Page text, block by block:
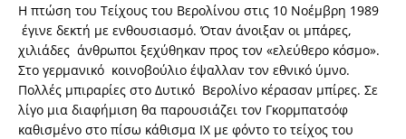
Η πτώση του Τείχους του Βερολίνου στις 10 Νοέμβρη 1989
έγινε δεκτή με ενθουσιασμό. Όταν άνοιξαν οι μπάρες,
χιλιάδες άνθρωποι ξεχύθηκαν προς τον «ελεύθερο κόσμο».
Στο γερμανικό κοινοβούλιο έψαλλαν τον εθνικό ύμνο.
Πολλές μπιραρίες στο Δυτικό Βερολίνο κέρασαν μπίρες. Σε
λίγο μια διαφήμιση θα παρουσιάζει τον Γκορμπατσόφ
καθισμένο στο πίσω κάθισμα ΙΧ με φόντο το τείχος του